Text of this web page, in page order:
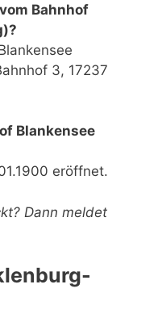
Bahnhof
3, 17237
Blankensee
eröffnet.
Dann meldet